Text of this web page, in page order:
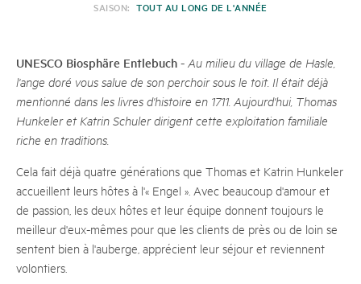
SAISON: TOUT AU LONG DE L'ANNÉE
UNESCO Biosphäre Entlebuch - Au milieu du village de Hasle,
l'ange doré vous salue de son perchoir sous le toit. Il était déjà
mentionné dans les livres d'histoire en 1711. Aujourd'hui, Thomas
Hunkeler et Katrin Schuler dirigent cette exploitation familiale
riche en traditions.
Cela fait déjà quatre générations que Thomas et Katrin Hunkeler
accueillent leurs hôtes à l'« Engel ». Avec beaucoup d'amour et
de passion, les deux hôtes et leur équipe donnent toujours le
meilleur d'eux-mêmes pour que les clients de près ou de loin se
sentent bien à l'auberge, apprécient leur séjour et reviennent
volontiers.